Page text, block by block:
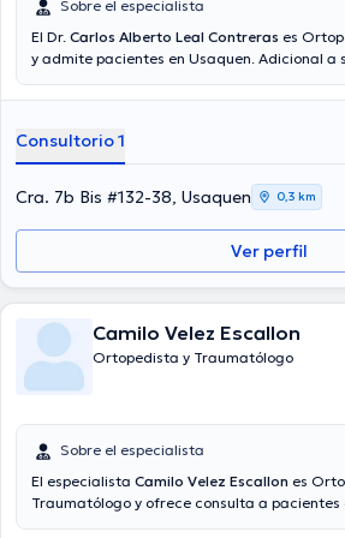
Sobre el especialista
El Dr. Carlos Alberto Leal Contreras es
y admite pacientes en Usaquen. Adicional a
en su área de especialidad. El Dr. tiene
participado como miembro de diversas
Carlos Alberto Leal Contreras ha colaborado
conferencias con la finalidad de tener una
su disciplina de especialización y ha
Español son los lenguajes manejados por el
Consultorio 1
Cra. 7b Bis #132-38, Usaquen 0,3 km
Ver perfil
Camilo Velez Escallon
Ortopedista y Traumatólogo
Sobre el especialista
El especialista Camilo Velez Escallon es
Traumatólogo y ofrece consulta a pacientes